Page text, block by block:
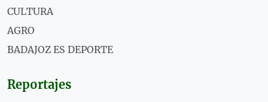
CULTURA
AGRO
BADAJOZ ES DEPORTE
Reportajes